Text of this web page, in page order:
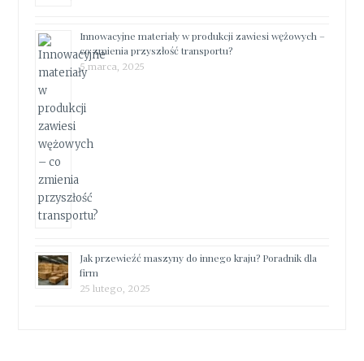
Innowacyjne materiały w produkcji zawiesi wężowych –
co zmienia przyszłość transportu?
5 marca, 2025
Jak przewieźć maszyny do innego kraju? Poradnik dla
firm
25 lutego, 2025